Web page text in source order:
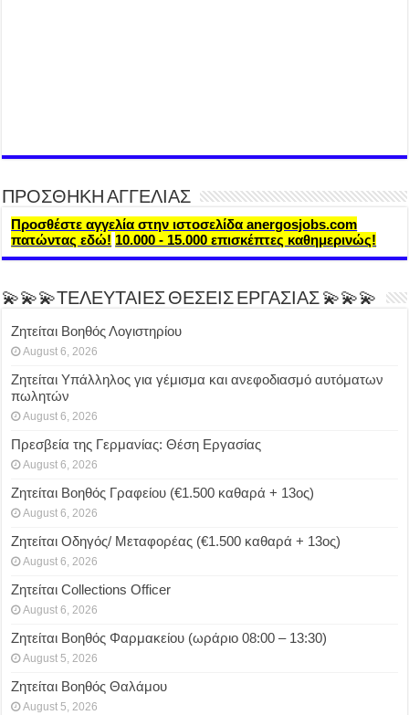
ΠΡΟΣΘΗΚΗ ΑΓΓΕΛΙΑΣ
Προσθέστε αγγελία στην ιστοσελίδα anergosjobs.com
πατώντας εδώ! 10.000 - 15.000 επισκέπτες καθημερινώς!
💫💫💫ΤΕΛΕΥΤΑΙΕΣ ΘΕΣΕΙΣ ΕΡΓΑΣΙΑΣ 💫💫💫
Ζητείται Βοηθός Λογιστηρίου
August 6, 2026
Ζητείται Υπάλληλος για γέμισμα και ανεφοδιασμό αυτόματων
πωλητών
August 6, 2026
Πρεσβεία της Γερμανίας: Θέση Εργασίας
August 6, 2026
Ζητείται Βοηθός Γραφείου (€1.500 καθαρά + 13ος)
August 6, 2026
Ζητείται Οδηγός/ Μεταφορέας (€1.500 καθαρά + 13ος)
August 6, 2026
Ζητείται Collections Officer
August 6, 2026
Ζητείται Βοηθός Φαρμακείου (ωράριο 08:00 – 13:30)
August 5, 2026
Ζητείται Βοηθός Θαλάμου
August 5, 2026